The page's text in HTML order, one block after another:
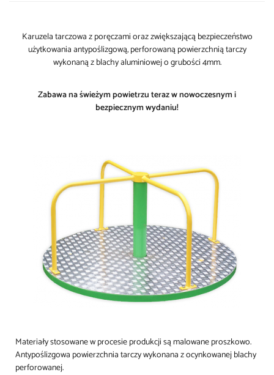
Karuzela tarczowa z poręczami oraz zwiększającą bezpieczeństwo
użytkowania antypoślizgową, perforowaną powierzchnią tarczy
wykonaną z blachy aluminiowej o grubości 4mm.
Zabawa na świeżym powietrzu teraz w nowoczesnym i
bezpiecznym wydaniu!
Materiały stosowane w procesie produkcji są malowane proszkowo.
Antypoślizgowa powierzchnia tarczy wykonana z ocynkowanej blachy
perforowanej.